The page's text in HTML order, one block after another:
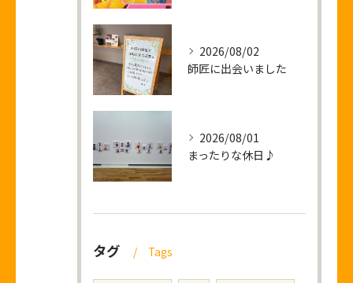
2026/08/02
師匠に出会いました
2026/08/01
まったりな休日♪
タグ Tags